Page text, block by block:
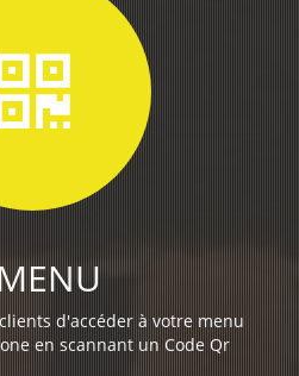
d'accéder à votre menu
en scannant un Code Qr